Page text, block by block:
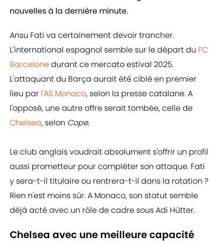
nouvelles à la dernière minute.
Ansu Fati va certainement devoir trancher.
L'international espagnol semble sur le départ du FC
Barcelonedurant ce mercato estival 2025.
L'attaquant du Barça aurait été ciblé en premier
lieu par l'AS Monaco, selon la presse catalane. A
l'opposé, une autre offre serait tombée, celle de
Chelsea, selon Cope.
Le club anglais voudrait absolument s'offrir un profil
aussi prometteur pour compléter son attaque. Fati
y sera-t-il titulaire ou rentrera-t-il dans la rotation ?
Rien n'est moins sûr. A Monaco, son statut semble
déjà acté avec un rôle de cadre sous Adi Hütter.
Chelsea avec une meilleure capacité